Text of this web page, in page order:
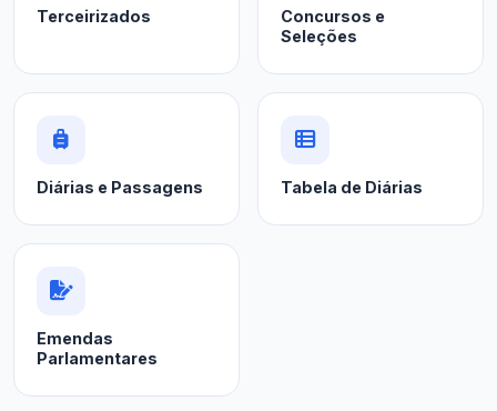
Terceirizados
Concursos e
Seleções
Diárias e Passagens Tabela de Diárias
Emendas
Parlamentares